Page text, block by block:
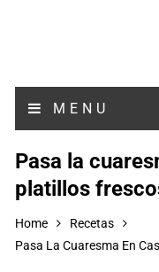
MENU
Pasa la
platillos
Home
Recetas
Pasa La Cuaresma En